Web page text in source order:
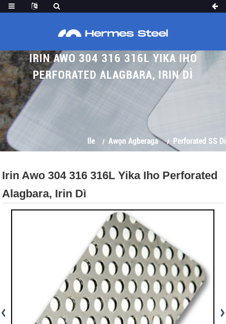
IRIN AWO 304 316 316L YIKA IHO
PERFORATED ALAGBARA, IRIN DÌ
Ile Awọn Agberaga Perforated SS Dì
Irin Awo 304 316 316L Yika Iho Perforated
Alagbara, Irin Dì